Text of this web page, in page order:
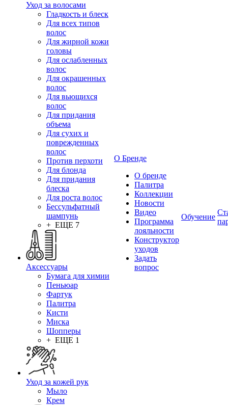
Уход за волосами
Гладкость и блеск
Для всех типов
волос
Для жирной кожи
головы
Для ослабленных
волос
Для окрашенных
волос
Для вьющихся
волос
Для придания
объема
Для сухих и
поврежденных
волос
Против перхоти
Для блонда
Для придания
блеска
Для роста волос
Бессульфатный
шампунь
+ ЕЩЕ 7
Аксессуары
Бумага для химии
Пеньюар
Фартук
Палитра
Кисти
Миска
Шопперы
+ ЕЩЕ 1
Уход за кожей рук
Мыло
Крем
О Бренде
О бренде
Палитра
Коллекции
Новости
Видео
Программа
лояльности
Конструктор
уходов
Задать
вопрос
Обучение